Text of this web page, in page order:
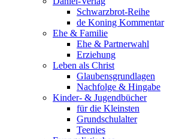
Schwarzbrot-Reihe
de Koning Kommentar
Ehe & Familie
Ehe & Partnerwahl
Erziehung
Leben als Christ
Glaubensgrundlagen
Nachfolge & Hingabe
Kinder- & Jugendbücher
für die Kleinsten
Grundschulalter
Teenies